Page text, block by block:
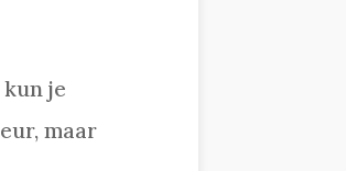
je
maar